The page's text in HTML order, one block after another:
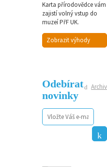
Karta přírodovědce vám
zajistí volný vstup do
muzeí PřF UK.
Zobrazit výhody
Archiv
Odebírat
novinky